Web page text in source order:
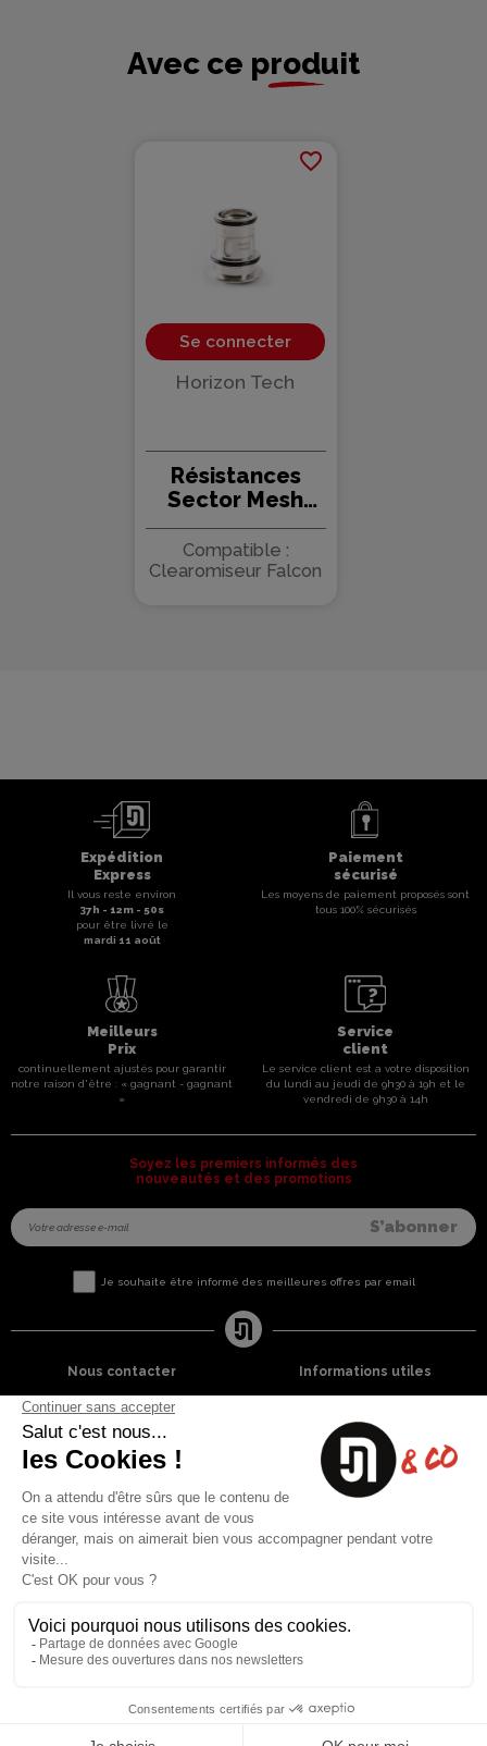
Avec ce produit
favorite_border
Se connecter
Horizon Tech
Résistances
Sector Mesh
pour Falcon 2
(0.14ohm) -
HorizonTech
Compatible :
Clearomiseur Falcon
Expédition
Express
Il vous reste environ
37h - 12m - 50s
pour être livré le
mardi 11 août
Paiement
sécurisé
Les moyens de paiement proposés sont
tous 100% sécurisés
Meilleurs
Prix
continuellement ajustés pour garantir
notre raison d'être : « gagnant - gagnant
»
Service
client
Le service client est a votre disposition
du lundi au jeudi de 9h30 à 19h et le
vendredi de 9h30 à 14h
Soyez les premiers informés des
nouveautés et des promotions
Je souhaite être informé des meilleures offres par email
Nous contacter
8 rue du capitaine Jean Croisa
13009 Marseille
+33 (0)4 91 07 41 16
Facebook Instagram
Informations utiles
Garantie satisfaction
Paiement sécurisé
Plan du site
Blog
Nos produits
Meilleures ventes
Liste des marques
Fiches de sécurité
A propos
Contactez-nous